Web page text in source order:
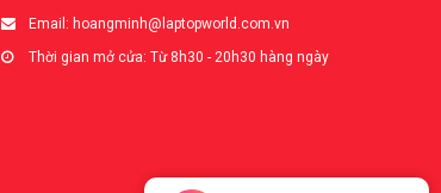
Email: hoangminh@laptopworld.com.vn
Thời gian mở cửa: Từ 8h30 - 20h30 hàng ngày